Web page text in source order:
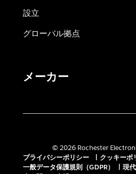
設立
グローバル拠点
メーカー
© 2026 Rochester
プライバシーポリシー
クッキーポ
一般データ保護規則（GDPR）
現